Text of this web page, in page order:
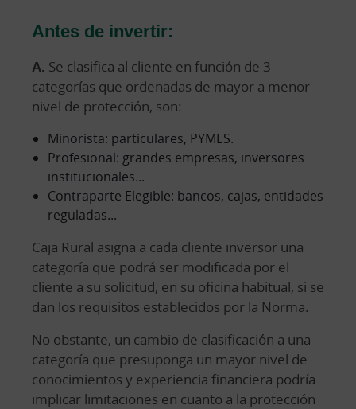
Antes de invertir:
A. Se clasifica al cliente en función de 3
categorías que ordenadas de mayor a menor
nivel de protección, son:
Minorista: particulares, PYMES.
Profesional: grandes empresas, inversores
institucionales...
Contraparte Elegible: bancos, cajas, entidades
reguladas...
Caja Rural asigna a cada cliente inversor una
categoría que podrá ser modificada por el
cliente a su solicitud, en su oficina habitual, si se
dan los requisitos establecidos por la Norma.
No obstante, un cambio de clasificación a una
categoría que presuponga un mayor nivel de
conocimientos y experiencia financiera podría
implicar limitaciones en cuanto a la protección